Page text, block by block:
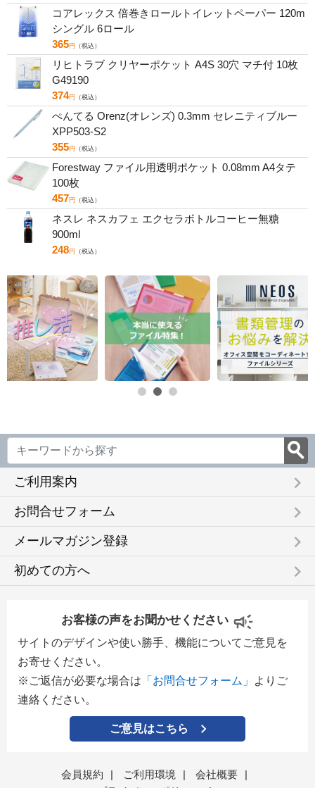
コアレックス 倍巻きロールトイレットペーパー 120m
シングル 6ロール
365円 （税込）
リヒトラブ クリヤーポケット A4S 30穴 マチ付 10枚
G49190
374円 （税込）
ぺんてる Orenz(オレンズ) 0.3mm セレニティブルー
XPP503-S2
355円 （税込）
Forestway ファイル用透明ポケット 0.08mm A4タテ
100枚
457円 （税込）
ネスレ ネスカフェ エクセラボトルコーヒー無糖
900ml
248円 （税込）
ご利用案内 keyboard_arrow_right
お問合せフォーム keyboard_arrow_right
メールマガジン登録 keyboard_arrow_right
初めての方へ keyboard_arrow_right
お客様の声をお聞かせください
サイトのデザインや使い勝手、機能についてご意見を
お寄せください。
※ご返信が必要な場合は 「お問合せフォーム」
よりご
連絡ください。
ご意見はこちら
会員規約 | ご利用環境 | 会社概要
|